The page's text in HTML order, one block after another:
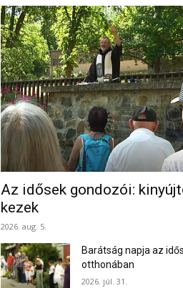
Az idősek gondozói:
kezek
2026. aug. 5.
Barátság napja az
otthonában
2026. júl. 31.